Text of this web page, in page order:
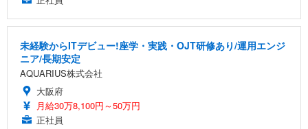
未経験からITデビュー!座学・実践・OJT研修あり/運用エンジ
ニア/長期安定
AQUARIUS株式会社
大阪府
月給30万8,100円～50万円
正社員